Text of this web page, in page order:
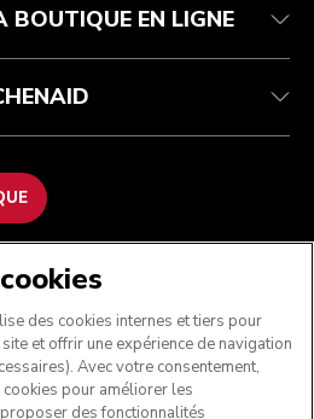
BOUTIQUE EN LIGNE
ACCEPTONS
NOUS
des cookies internes et tiers pour
et offrir une expérience de navigation
Avec votre consentement,
pour améliorer les
des fonctionnalités